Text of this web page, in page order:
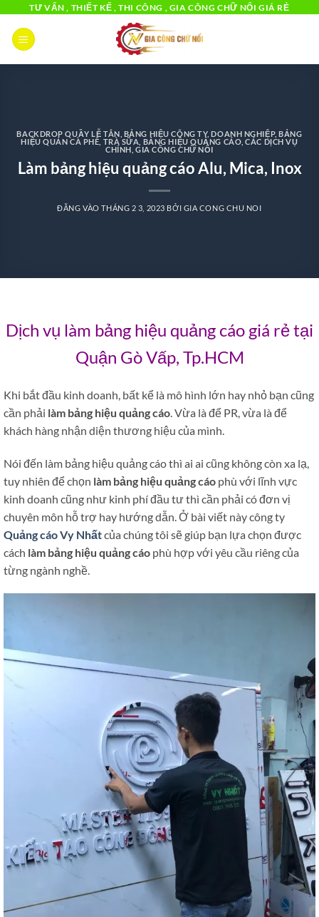
qua
nội
dung
TƯ VẤN , THIẾT KẾ , THI CÔNG , GIA CÔNG CHỮ NỔI GIÁ RẺ
BACKDROP QUẦY LỄ TÂN BẢNG HIỆU CÔNG TY, DOANH NGHIỆP,BẢNG
HIỆU QUÁN CÀ PHÊ, TRÀ SỮA BẢNG HIỆU QUẢNG CÁO ,CÁC DỊCH VỤ
CHÍNH GIA CÔNG CHỮ NỔI
Làm bảng hiệu quảng cáo Alu, Mica, Inox
ĐĂNG VÀOTHÁNG 2 3, 2023 BỞI GIA CONG CHU NOI
Dịch vụ làm bảng hiệu quảng cáo giá rẻ tại
Quận Gò Vấp, Tp.HCM
Khi bắt đầu kinh doanh, bất kể là mô hình lớn hay nhỏ bạn cũng
cần phải làm bảng hiệu quảng cáo . Vừa là để PR, vừa là để
khách hàng nhận diện thương hiệu của mình.
Nói đến làm bảng hiệu quảng cáo thì ai ai cũng không còn xa lạ,
tuy nhiên để chọn làm bảng hiệu quảng cáo phù với lĩnh vực
kinh doanh cũng như kinh phí đầu tư thì cần phải có đơn vị
chuyên môn hỗ trợ hay hướng dẫn. Ở bài viết này công ty
Quảng cáo Vy Nhấtcủa chúng tôi sẽ giúp bạn lựa chọn được
cách làm bảng hiệu quảng cáo phù hợp với yêu cầu riêng của
từng ngành nghề.